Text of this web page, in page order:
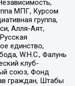
МПГ, Курсом
группа,
Алля-Аят,
единство,
W.H.С., Фалунь
клуб-
союз, Фонд
граждан, Штабы